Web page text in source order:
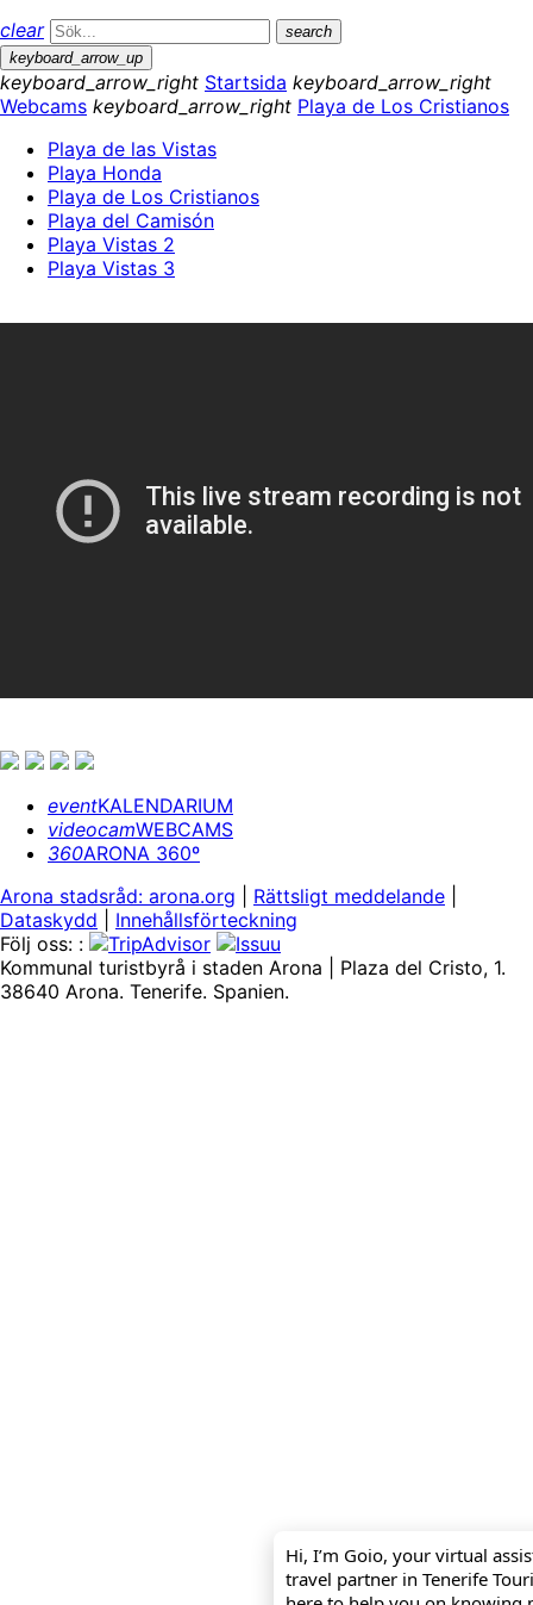
Hi, I’m Goio, your virtual
travel partner in Tenerife
clear
search
keyboard_arrow_up
keyboard_arrow_right Startsida keyboard_arrow_right
Webcams keyboard_arrow_right Playa de Los Cristianos
Playa de las Vistas
Playa Honda
Playa de Los Cristianos
Playa del Camisón
Playa Vistas 2
Playa Vistas 3
eventKALENDARIUM
videocamWEBCAMS
360ARONA 360º
Arona stadsråd: arona.org
Rättsligt meddelande
Dataskydd
Innehållsförteckning
Följ oss: :
Kommunal turistbyrå i staden Arona | Plaza del Cristo, 1.
38640 Arona. Tenerife. Spanien.